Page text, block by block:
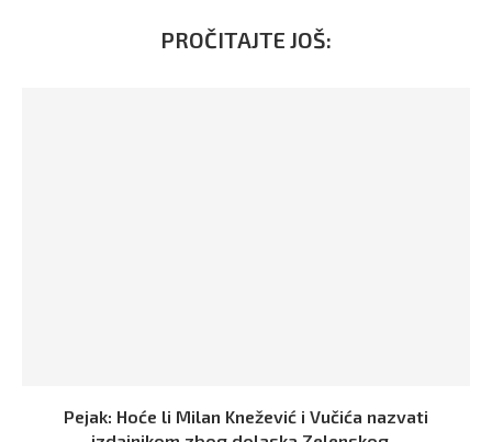
PROČITAJTE JOŠ:
Pejak: Hoće li Milan Knežević i Vučića nazvati